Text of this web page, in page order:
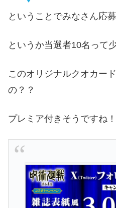
ということでみなさん応
というか当選者10名って
このオリジナルクオカー
の？？
プレミア付きそうですね！